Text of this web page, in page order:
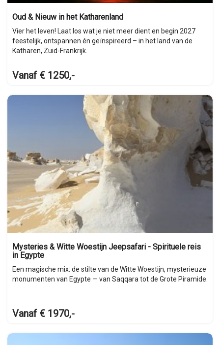
Oud & Nieuw in het Katharenland
Vier het leven! Laat los wat je niet meer dient en begin 2027
feestelijk, ontspannen én geïnspireerd – in het land van de
Katharen, Zuid-Frankrijk.
Vanaf € 1250,-
Mysteries & Witte Woestijn Jeepsafari - Spirituele reis
in Egypte
Een magische mix: de stilte van de Witte Woestijn, mysterieuze
monumenten van Egypte — van Saqqara tot de Grote Piramide.
Vanaf € 1970,-